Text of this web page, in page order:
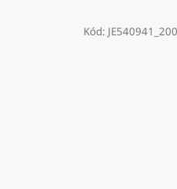
Kód: JE540941_200